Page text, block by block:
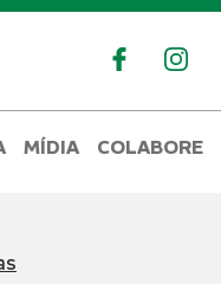
MÍDIA COLABORE